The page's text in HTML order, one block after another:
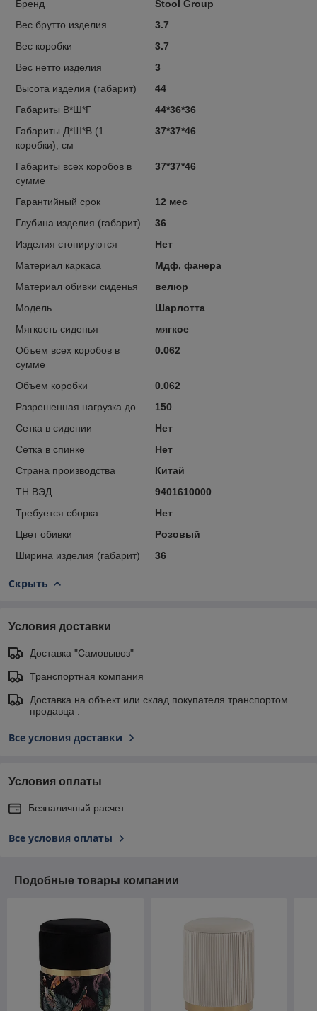
Бренд
Stool Group
Вес брутто изделия
3.7
Вес коробки
3.7
Вес нетто изделия
3
Высота изделия (габарит)
44
Габариты В*Ш*Г
44*36*36
Габариты Д*Ш*В (1
коробки), см
37*37*46
Габариты всех коробов в
сумме
37*37*46
Гарантийный срок
12 мес
Глубина изделия (габарит)
36
Изделия стопируются
Нет
Материал каркаса
Мдф, фанера
Материал обивки сиденья
велюр
Модель
Шарлотта
Мягкость сиденья
мягкое
Объем всех коробов в
сумме
0.062
Объем коробки
0.062
Разрешенная нагрузка до
150
Сетка в сидении
Нет
Сетка в спинке
Нет
Страна производства
Китай
ТН ВЭД
9401610000
Требуется сборка
Нет
Цвет обивки
Розовый
Ширина изделия (габарит)
36
Скрыть
Условия доставки
Доставка "Самовывоз"
Транспортная компания
Доставка на объект или склад покупателя транспортом
продавца .
Все условия доставки
Условия оплаты
Безналичный расчет
Все условия оплаты
Подобные товары компании